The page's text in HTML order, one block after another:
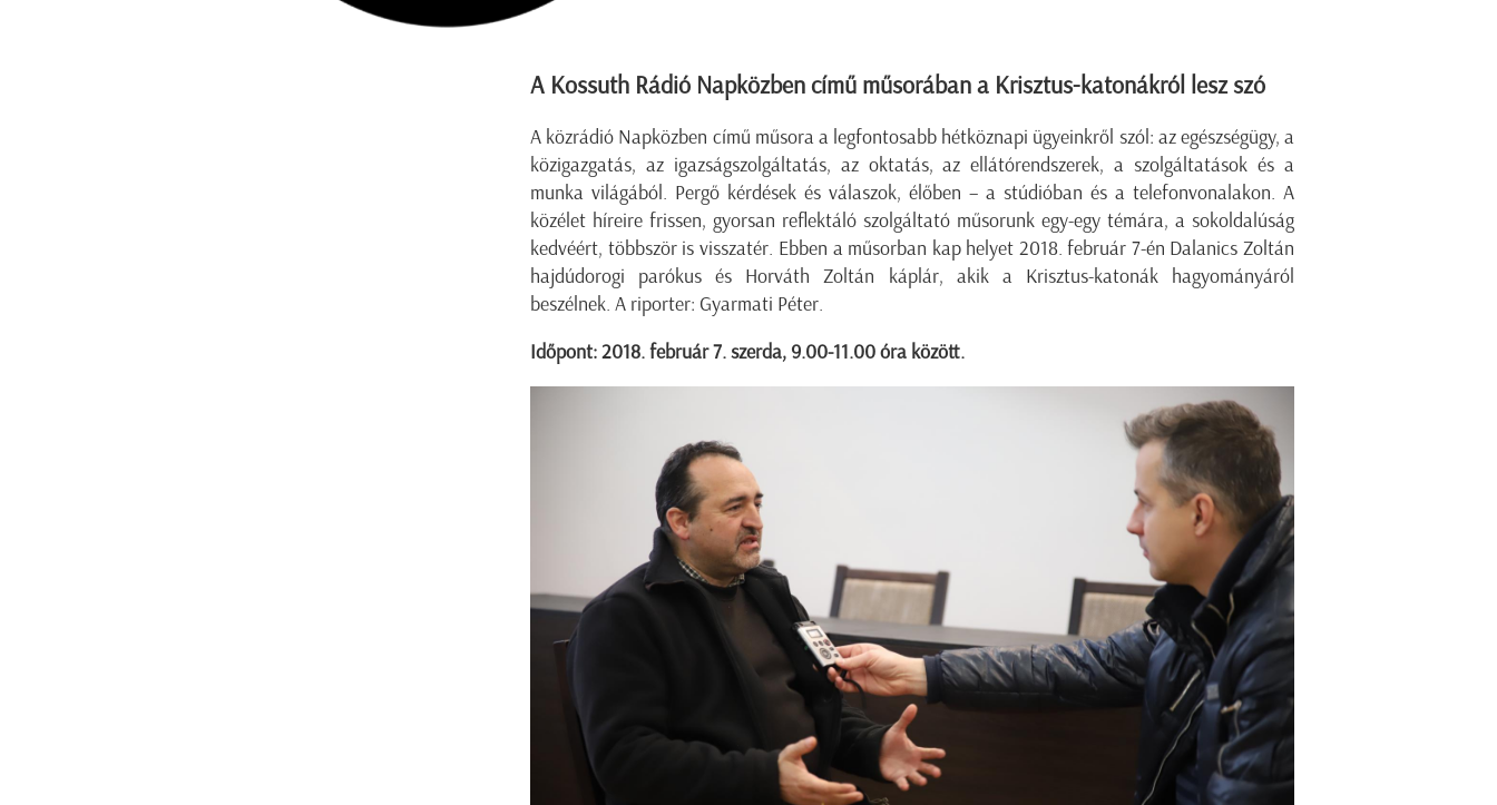
A Kossuth Rádió Napközben című műsorában a Krisztus-katonákról lesz szó
A közrádió Napközben című műsora a legfontosabb hétköznapi ügyeinkről szól: az egészségügy, a
közigazgatás, az igazságszolgáltatás, az oktatás, az ellátórendszerek, a szolgáltatások és a
munka világából. Pergő kérdések és válaszok, élőben – a stúdióban és a telefonvonalakon. A
közélet híreire frissen, gyorsan reflektáló szolgáltató műsorunk egy-egy témára, a sokoldalúság
kedvéért, többször is visszatér. Ebben a műsorban kap helyet 2018. február 7-én Dalanics Zoltán
hajdúdorogi parókus és Horváth Zoltán káplár, akik a Krisztus-katonák hagyományáról
beszélnek. A riporter: Gyarmati Péter.
Időpont: 2018. február 7. szerda, 9.00-11.00 óra között.